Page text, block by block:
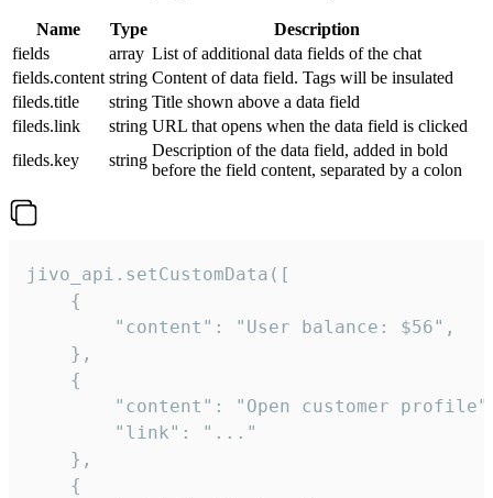
Name Type
Description
fields
array List of additional data fields of the chat
fields.content string Content of data field. Tags will be insulated
fileds.title
string Title shown above a data field
fileds.link
string URL that opens when the data field is clicked
fileds.key
string
Description of the data field, added in bold
before the field content, separated by a colon
jivo_api.setCustomData([
    {
        "content": "User balance: $56",
    },
    {
"content": "Open customer
        "link": "..."
    },
    {